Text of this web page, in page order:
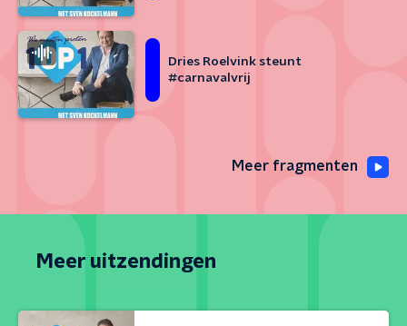
Dries Roelvink steunt
#carnavalvrij
Meer fragmenten
Meer uitzendingen